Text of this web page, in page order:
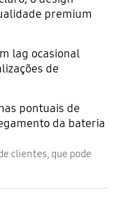
premium
lag ocasional
de
pontuais de
da bateria
clientes, que pode